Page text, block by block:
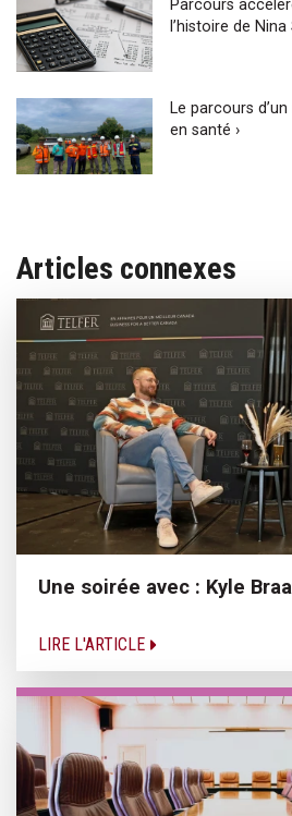
Parcours
l’histoire de Nina
Le parcours
en santé ›
Articles connexes
Une soirée avec : Kyle
LIRE L'ARTICLE